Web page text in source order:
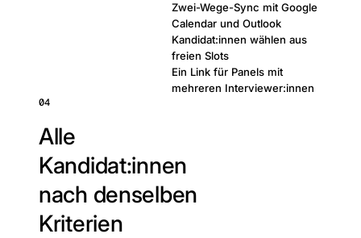
Zwei-Wege-Sync mit Google
Calendar und Outlook
Kandidat:innen wählen aus
freien Slots
Ein Link für Panels mit
mehreren Interviewer:innen
04
Alle
Kandidat:innen
nach denselben
Kriterien